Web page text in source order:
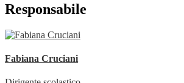
Responsabile
Fabiana Cruciani